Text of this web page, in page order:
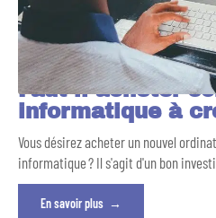
Faut-il acheter
informatique à
Vous désirez acheter un nouvel
informatique ? Il s'agit d'un bon
En savoir plus